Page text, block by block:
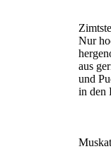
Nur
aus
und
in den